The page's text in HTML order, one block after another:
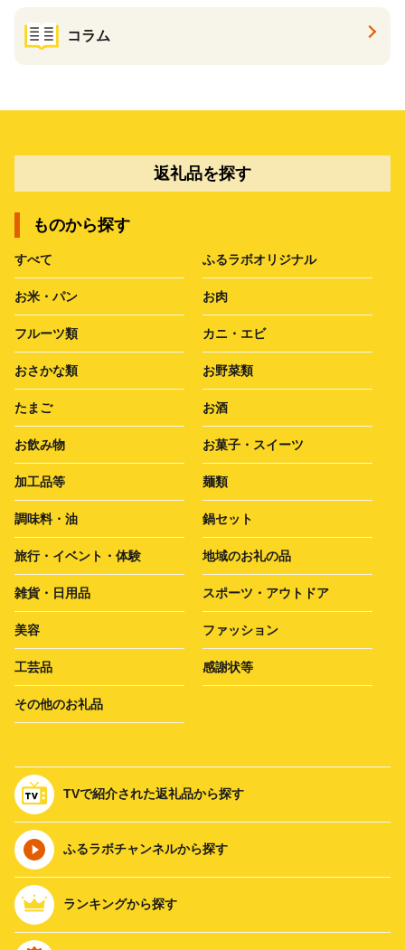
コラム
返礼品を探す
ものから探す
すべて ふるラボオリジナル
お米・パン お肉
フルーツ類 カニ・エビ
おさかな類 お野菜類
たまご お酒
お飲み物 お菓子・スイーツ
加工品等 麺類
調味料・油 鍋セット
旅行・イベント・体験 地域のお礼の品
雑貨・日用品 スポーツ・アウトドア
美容 ファッション
工芸品 感謝状等
その他のお礼品
TVで紹介された返礼品から探す
ふるラボチャンネルから探す
ランキングから探す